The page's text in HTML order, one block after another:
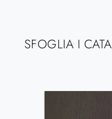
SFOGLIA I